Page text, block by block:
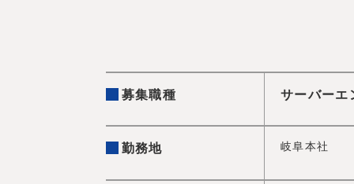
募集職種 サーバーエ
勤務地 岐阜本社